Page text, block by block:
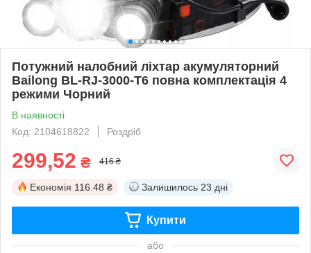
Потужний налобний ліхтар акумуляторний
Bailong BL-RJ-3000-T6 повна комплектація 4
режими Чорний
В наявності
Код: 2104618822
Роздріб
299,52 ₴ 416 ₴
Економія 116.48 ₴ Залишилось 23 дні
Купити
або